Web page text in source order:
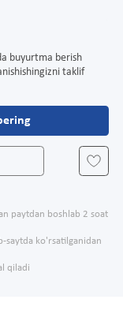
buyurtma berish
taklif
paytdan boshlab 2 soat
saytda ko'rsatilganidan
qiladi